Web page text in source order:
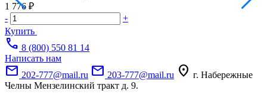
1 776 ₽
-
+
Купить
call 8 (800) 550 81 14
Написать нам
mail 202-777@mail.ru mail 203-777@mail.ru location_on г. Набережные
Челны Мензелинский тракт д. 9.